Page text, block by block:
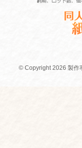
© Copyright 2026 製作